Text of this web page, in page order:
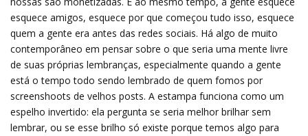
esquece amigos, esquece por que começou tudo isso, esquece
quem a gente era antes das redes sociais. Há algo de muito
contemporâneo em pensar sobre o que seria uma mente livre
de suas próprias lembranças, especialmente quando a gente
está o tempo todo sendo lembrado de quem fomos por
screenshoots de velhos posts. A estampa funciona como um
espelho invertido: ela pergunta se seria melhor brilhar sem
lembrar, ou se esse brilho só existe porque temos algo para